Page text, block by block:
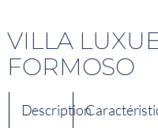
VILLA
FORMOSO
Description